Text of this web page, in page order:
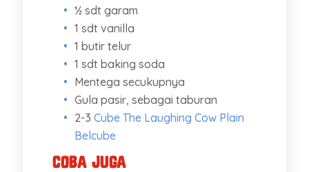
½ sdt garam
1 sdt vanilla
1 butir telur
1 sdt baking soda
Mentega secukupnya
Gula pasir, sebagai taburan
2-3 Cube The Laughing Cow Plain
Belcube
Coba Juga